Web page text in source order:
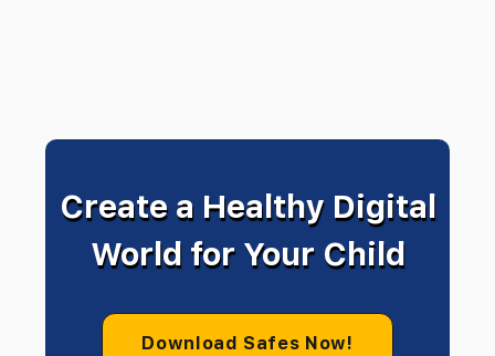
Create a Healthy Digital
World for Your Child
Download Safes Now!